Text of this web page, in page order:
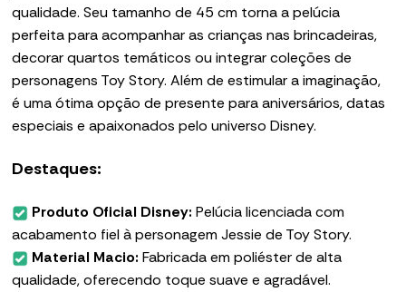
qualidade. Seu tamanho de 45 cm torna a pelúcia
perfeita para acompanhar as crianças nas brincadeiras,
decorar quartos temáticos ou integrar coleções de
personagens Toy Story. Além de estimular a imaginação,
é uma ótima opção de presente para aniversários, datas
especiais e apaixonados pelo universo Disney.
Destaques:
Produto Oficial Disney: Pelúcia licenciada com
acabamento fiel à personagem Jessie de Toy Story.
Material Macio: Fabricada em poliéster de alta
qualidade, oferecendo toque suave e agradável.